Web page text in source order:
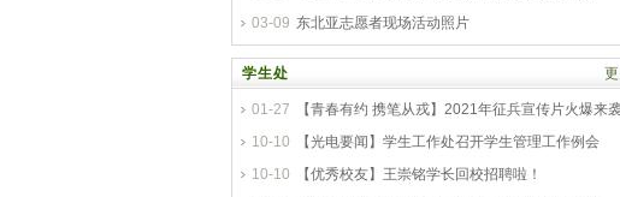
03-09 东北亚志愿者现场活动照片
学生处
01-27
【青春有约 携笔从戎】2021年征兵宣传片火爆来
10-10
【光电要闻】学生工作处召开学生管理工作例会
10-10
【优秀校友】王崇铭学长回校招聘啦！